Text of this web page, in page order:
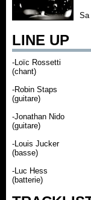
Sa
LINE UP
-Loïc Rossetti
(chant)
-Robin Staps
(guitare)
-Jonathan Nido
(guitare)
-Louis Jucker
(basse)
-Luc Hess
(batterie)